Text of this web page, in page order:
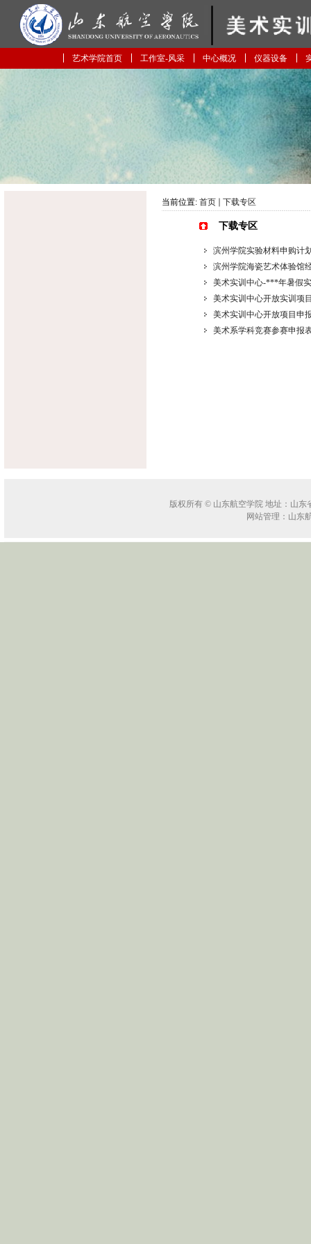
艺术学院首页 工作室-风采 中心概况 仪器设备
当前位置: 首页 下载专区
下载专区
滨州学院实验材料申购计
滨州学院海瓷艺术体验馆
美术实训中心-***年暑假
美术实训中心开放实训项
美术实训中心开放项目申
美术系学科竞赛参赛申报
版权所有 © 山东航空学院 地址：山东
网站管理：山东